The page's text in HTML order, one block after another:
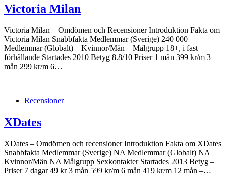
Victoria Milan
Victoria Milan – Omdömen och Recensioner Introduktion Fakta om
Victoria Milan Snabbfakta Medlemmar (Sverige) 240 000
Medlemmar (Globalt) – Kvinnor/Män – Målgrupp 18+, i fast
förhållande Startades 2010 Betyg 8.8/10 Priser 1 mån 399 kr/m 3
mån 299 kr/m 6…
Recensioner
XDates
XDates – Omdömen och recensioner Introduktion Fakta om XDates
Snabbfakta Medlemmar (Sverige) NA Medlemmar (Globalt) NA
Kvinnor/Män NA Målgrupp Sexkontakter Startades 2013 Betyg –
Priser 7 dagar 49 kr 3 mån 599 kr/m 6 mån 419 kr/m 12 mån –…